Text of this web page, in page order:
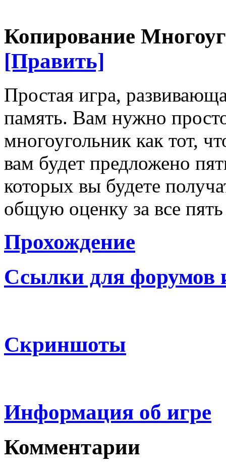
Копирование
[Править]
Простая игра,
память. Вам нужно
многоугольник как тот,
вам будет предложено
которых вы будете
общую оценку за все
Прохождение
Ссылки для форумов
Скриншоты
Информация об игре
Комментарии